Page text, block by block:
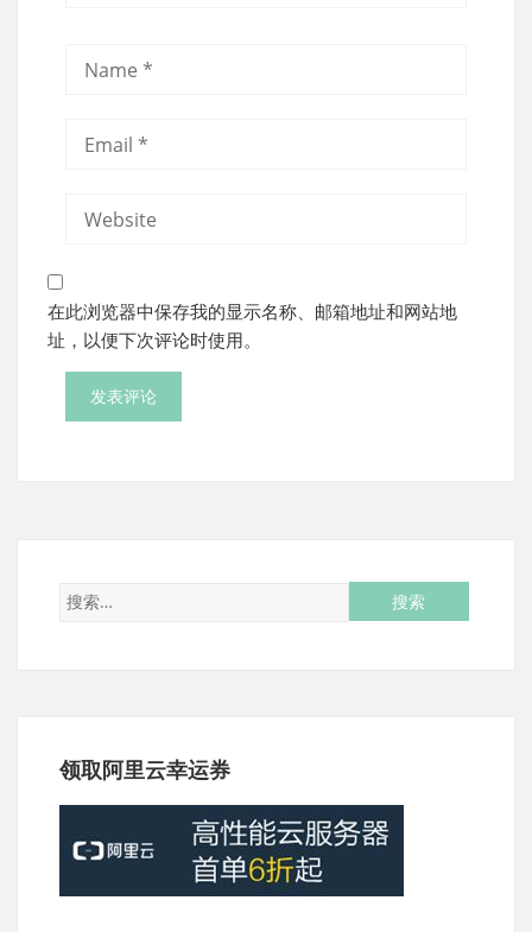
在此浏览器中保存我的显示名称、邮箱地址和网站地
址，以便下次评论时使用。
领取阿里云幸运券